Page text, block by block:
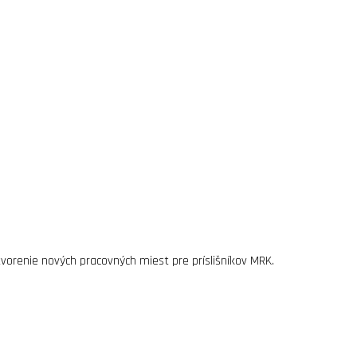
nových pracovných miest pre príslišníkov MRK.